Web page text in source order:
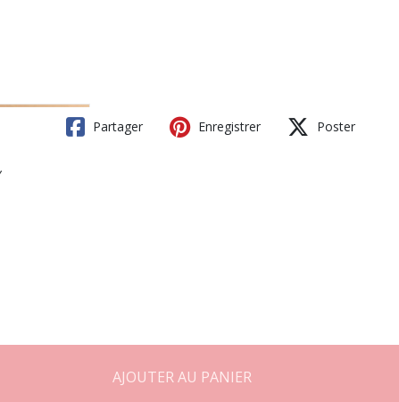
Partager Enregistrer Poster
AJOUTER AU PANIER